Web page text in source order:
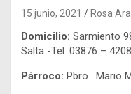
15 junio, 2021 Rosa
Domicilio: Sarmiento
Salta -Tel. 03876 –
Párroco: Pbro. Mario